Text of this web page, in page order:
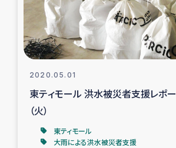
レバノンでのシリア難民への食
レバノンにおける緊急
レバノンでのシリア難民への教
レバノンでのシリア難民・レバノン
海外ルーツの市民との共
2020.05.01
東ティモール 洪水被災者支援レポ
（火）
東ティモール
大雨による洪水被災者支援